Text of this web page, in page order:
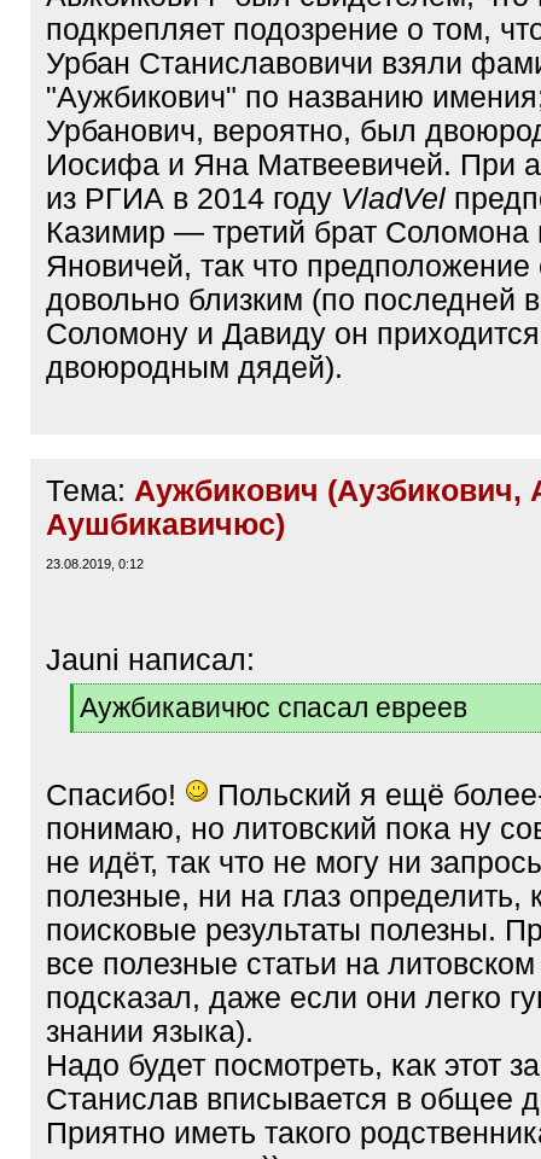
подкрепляет подозрение о том,
Урбан Станиславовичи взяли
"Аужбикович" по названию
Урбанович, вероятно, был
Иосифа и Яна Матвеевичей. При
из РГИА в 2014 году VladVel
Казимир — третий брат Соломона
Яновичей, так что предположение
довольно близким (по последней
Соломону и Давиду он приходится
двоюродным дядей).
Тема: Аужбикович (Аузбикович,
Аушбикавичюс)
23.08.2019, 0:12
Jauni написал:
[
qАужбикавичюс спасал евреев
[
Спасибо!
Польский я ещё
понимаю, но литовский пока ну
не идёт, так что не могу ни
полезные, ни на глаз определить,
поисковые результаты полезны.
все полезные статьи на
подсказал, даже если они легко
знании языка).
Надо будет посмотреть, как этот
Станислав вписывается в общее
Приятно иметь такого